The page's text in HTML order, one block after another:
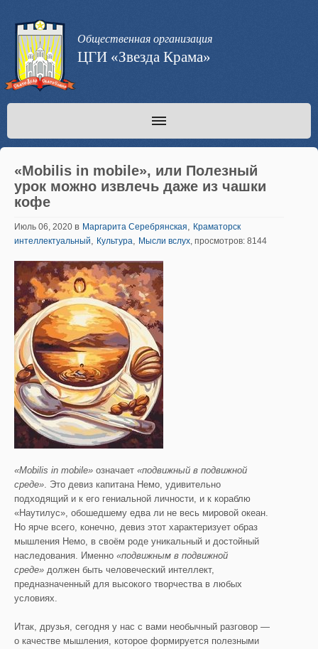
Общественная организация
ЦГИ «Звезда Крама»
«Mobilis in mobile», или Полезный
урок можно извлечь даже из чашки
кофе
Июль 06, 2020 в Маргарита Серебрянская, Краматорск
интеллектуальный, Культура, Мысли вслух, просмотров: 8144
«Mobilis in mobile» означает «подвижный в подвижной
среде». Это девиз капитана Немо, удивительно
подходящий и к его гениальной личности, и к кораблю
«Наутилус», обошедшему едва ли не весь мировой океан.
Но ярче всего, конечно, девиз этот характеризует образ
мышления Немо, в своём роде уникальный и достойный
наследования. Именно «подвижным в подвижной
среде» должен быть человеческий интеллект,
предназначенный для высокого творчества в любых
условиях.
Итак, друзья, сегодня у нас с вами необычный разговор —
о качестве мышления, которое формируется полезными